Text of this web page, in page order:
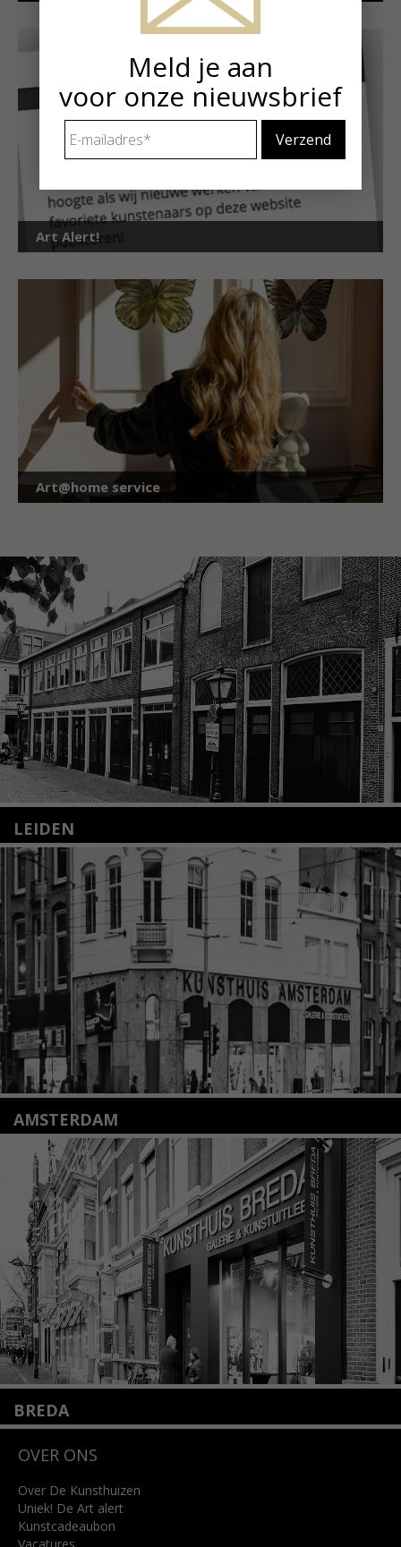
Art Alert!
Art@home service
LEIDEN
Nieuwstraat 35
2312 KA Leiden
+31(0)71 – 52 84 480
info@kunsthuisleiden.nl
Lees meer
AMSTERDAM
Amstelveenseweg 135
1075 VX Amsterdam
+31 (0)20 2332546
info@kunsthuisamsterdam.nl
Lees meer
BREDA
4818 SB Breda
info@kunsthuisbreda.nl
Lees meer
OVER ONS
Over De Kunsthuizen
Uniek! De Art alert
Kunstcadeaubon
Meld je aan
voor onze nieuwsbrief
mailadres *